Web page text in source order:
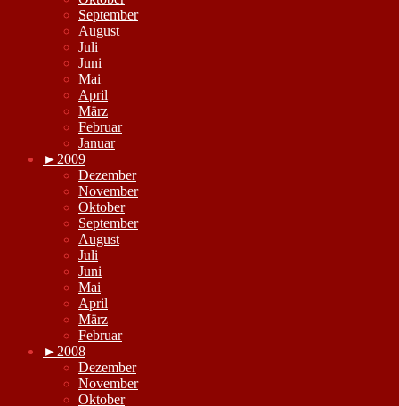
September
August
Juli
Juni
Mai
April
März
Februar
Januar
► 2009
Dezember
November
Oktober
September
August
Juli
Juni
Mai
April
März
Februar
► 2008
Dezember
November
Oktober